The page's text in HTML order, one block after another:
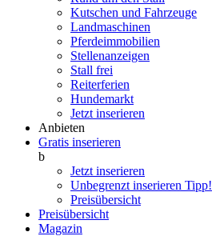
Kutschen und Fahrzeuge
Landmaschinen
Pferdeimmobilien
Stellenanzeigen
Stall frei
Reiterferien
Hundemarkt
Jetzt inserieren
Anbieten
Gratis inserieren
b
Jetzt inserieren
Unbegrenzt inserieren Tipp!
Preisübersicht
Preisübersicht
Magazin